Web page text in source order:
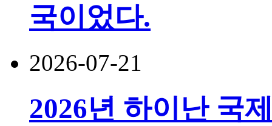
국이었다.
2026-07-21
2026년 하이난 국